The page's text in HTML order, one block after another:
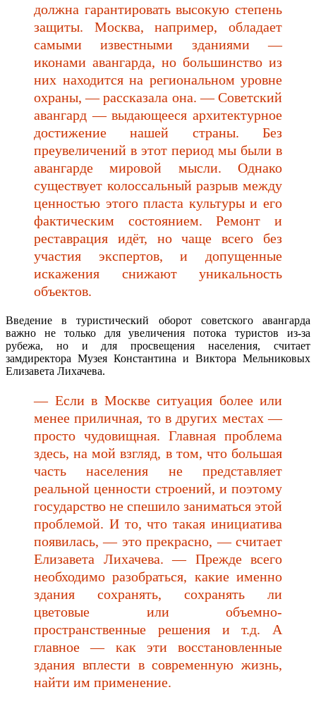
должна гарантировать высокую степень
защиты. Москва, например, обладает
самыми известными зданиями —
иконами авангарда, но большинство из
них находится на региональном уровне
охраны, — рассказала она. — Советский
авангард — выдающееся архитектурное
достижение нашей страны. Без
преувеличений в этот период мы были в
авангарде мировой мысли. Однако
существует колоссальный разрыв между
ценностью этого пласта культуры и его
фактическим состоянием. Ремонт и
реставрация идёт, но чаще всего без
участия экспертов, и допущенные
искажения снижают уникальность
объектов.
Введение в туристический оборот советского авангарда
важно не только для увеличения потока туристов из-за
рубежа, но и для просвещения населения, считает
замдиректора Музея Константина и Виктора Мельниковых
Елизавета Лихачева.
— Если в Москве ситуация более или
менее приличная, то в других местах —
просто чудовищная. Главная проблема
здесь, на мой взгляд, в том, что большая
часть населения не представляет
реальной ценности строений, и поэтому
государство не спешило заниматься этой
проблемой. И то, что такая инициатива
появилась, — это прекрасно, — считает
Елизавета Лихачева. — Прежде всего
необходимо разобраться, какие именно
здания сохранять, сохранять ли
цветовые или объемно-
пространственные решения и т.д. А
главное — как эти восстановленные
здания вплести в современную жизнь,
найти им применение.